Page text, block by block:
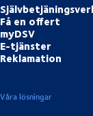
Få en offert
myDSV
E-tjänster
Reklamation
Våra lösningar